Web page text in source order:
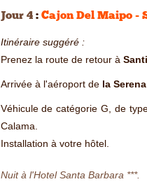
Jour 4: Cajon Del Maipo -
Itinéraire suggéré :
Prenez la route de retour à
Arrivée à l'aéroport de la Serena
Véhicule de catégorie G, de
Calama.
Installation à votre hôtel.
Nuit à l'Hotel Santa Barbara ***.